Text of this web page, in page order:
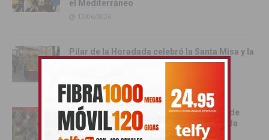
el Mediterráneo
12/06/2026
Pilar de la Horadada celebró la Santa Misa y la
Procesión del Corpus Christi 2026
Benejúzar se vuelca con la gran Entrada de
Moros y Cristianos en una intensa jornada
festiva